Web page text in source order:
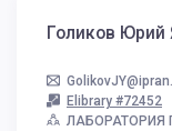
Голиков Юрий
Elibrary #72452
ЛАБОРАТОРИЯ